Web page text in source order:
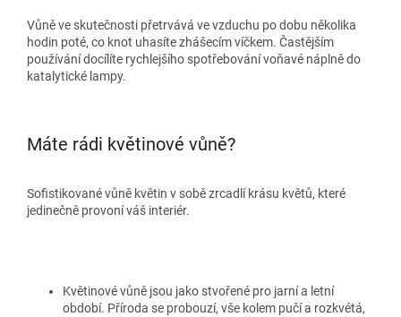
Vůně ve skutečnosti přetrvává ve vzduchu po dobu několika
hodin poté, co knot uhasíte zhášecím víčkem. Častějším
používání docílíte rychlejšího spotřebování voňavé náplně do
katalytické lampy.
Máte rádi květinové vůně?
Sofistikované vůně květin v sobě zrcadlí krásu květů, které
jedinečně provoní váš interiér.
Květinové vůně jsou jako stvořené pro jarní a letní
období. Příroda se probouzí, vše kolem pučí a rozkvétá,